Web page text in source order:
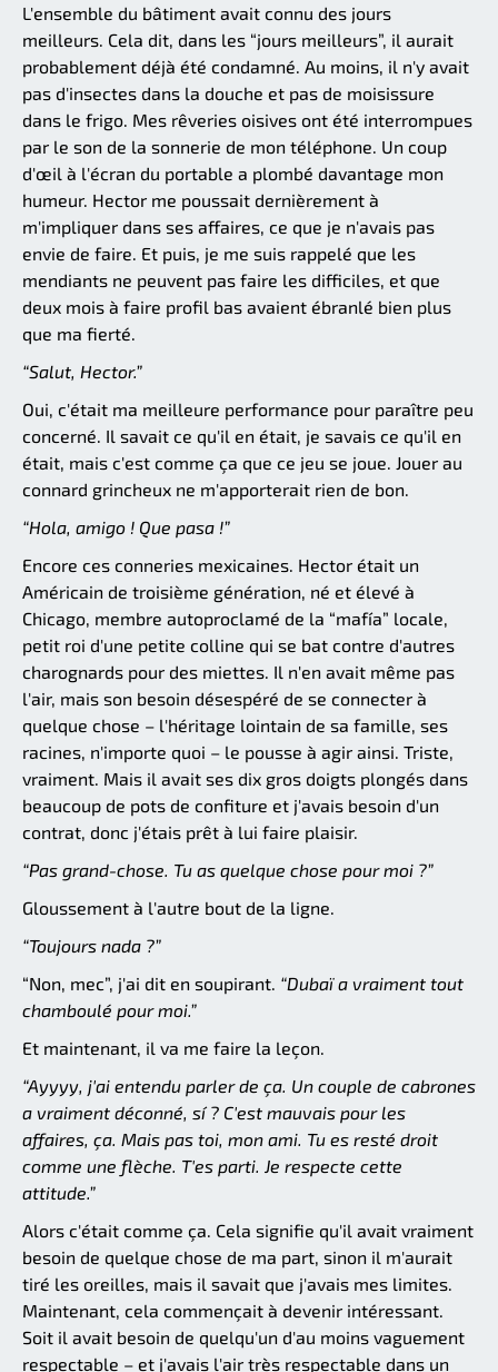
L'ensemble du bâtiment avait connu des jours
meilleurs. Cela dit, dans les “jours meilleurs”, il aurait
probablement déjà été condamné. Au moins, il n'y avait
pas d'insectes dans la douche et pas de moisissure
dans le frigo. Mes rêveries oisives ont été interrompues
par le son de la sonnerie de mon téléphone. Un coup
d'œil à l'écran du portable a plombé davantage mon
humeur. Hector me poussait dernièrement à
m'impliquer dans ses affaires, ce que je n'avais pas
envie de faire. Et puis, je me suis rappelé que les
mendiants ne peuvent pas faire les difficiles, et que
deux mois à faire profil bas avaient ébranlé bien plus
que ma fierté.
“Salut, Hector.”
Oui, c'était ma meilleure performance pour paraître peu
concerné. Il savait ce qu'il en était, je savais ce qu'il en
était, mais c'est comme ça que ce jeu se joue. Jouer au
connard grincheux ne m'apporterait rien de bon.
“Hola, amigo ! Que pasa !”
Encore ces conneries mexicaines. Hector était un
Américain de troisième génération, né et élevé à
Chicago, membre autoproclamé de la “mafía” locale,
petit roi d'une petite colline qui se bat contre d'autres
charognards pour des miettes. Il n'en avait même pas
l'air, mais son besoin désespéré de se connecter à
quelque chose – l'héritage lointain de sa famille, ses
racines, n'importe quoi – le pousse à agir ainsi. Triste,
vraiment. Mais il avait ses dix gros doigts plongés dans
beaucoup de pots de confiture et j'avais besoin d'un
contrat, donc j'étais prêt à lui faire plaisir.
“Pas grand-chose. Tu as quelque chose pour moi ?”
Gloussement à l'autre bout de la ligne.
“Toujours nada ?”
“Non, mec”, j'ai dit en soupirant. “Dubaï a vraiment tout
chamboulé pour moi.”
Et maintenant, il va me faire la leçon.
“Ayyyy, j'ai entendu parler de ça. Un couple de cabrones
a vraiment déconné, sí ? C'est mauvais pour les
affaires, ça. Mais pas toi, mon ami. Tu es resté droit
comme une flèche. T'es parti. Je respecte cette
attitude.”
Alors c'était comme ça. Cela signifie qu'il avait vraiment
besoin de quelque chose de ma part, sinon il m'aurait
tiré les oreilles, mais il savait que j'avais mes limites.
Maintenant, cela commençait à devenir intéressant.
Soit il avait besoin de quelqu'un d'au moins vaguement
respectable – et j'avais l'air très respectable dans un